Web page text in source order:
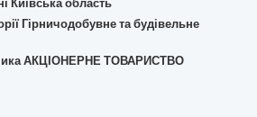
Київська область
Гірничодобувне та будівельне
АКЦІОНЕРНЕ ТОВАРИСТВО